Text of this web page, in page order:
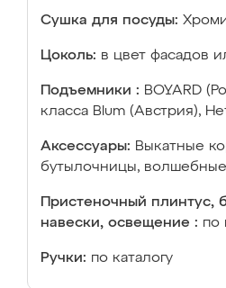
Сушка для посуды:
Цоколь: в цвет фасадов
Подъемники : BOYARD
класса Blum (Австрия),
Аксессуары: Выкатные
бутылочницы, волшебные
Пристеночный плинтус,
навески, освещение : по
Ручки: по каталогу